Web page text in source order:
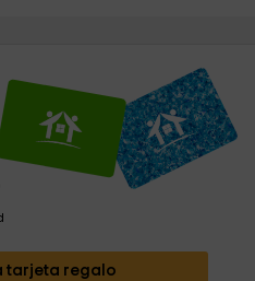
tarjeta regalo